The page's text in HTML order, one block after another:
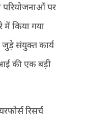
परियोजनाओं पर
में किया गया
जुड़े संयुक्त कार्य
की एक बड़ी
रिसर्च